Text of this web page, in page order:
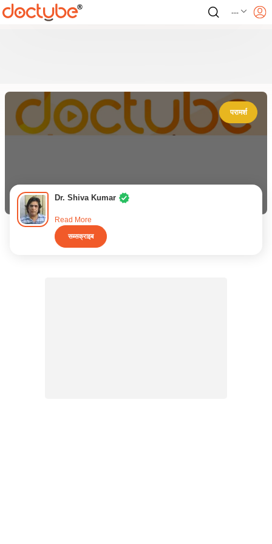
---
परामर्श
Dr. Shiva Kumar
Read More
सब्सक्राइब